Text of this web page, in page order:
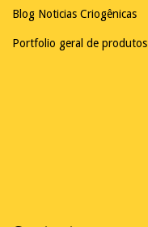
Blog Noticias Criogênicas
Portfolio geral de produtos